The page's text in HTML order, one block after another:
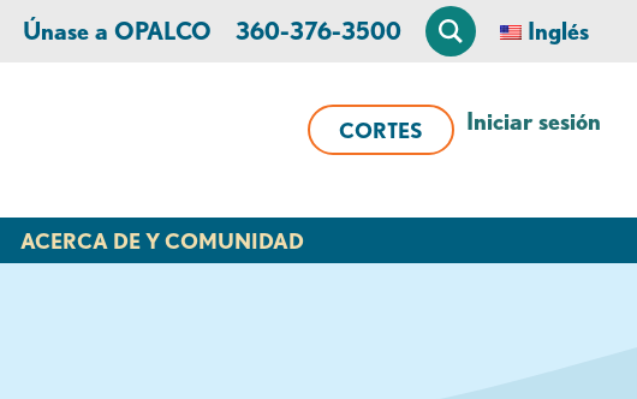
Únase a OPALCO 360-376-3500 Inglés
CORTES Iniciar sesión
ACERCA DE Y COMUNIDAD